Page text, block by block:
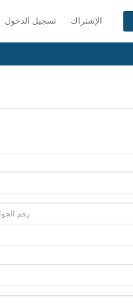
تسجيل الدخول الإشتراك